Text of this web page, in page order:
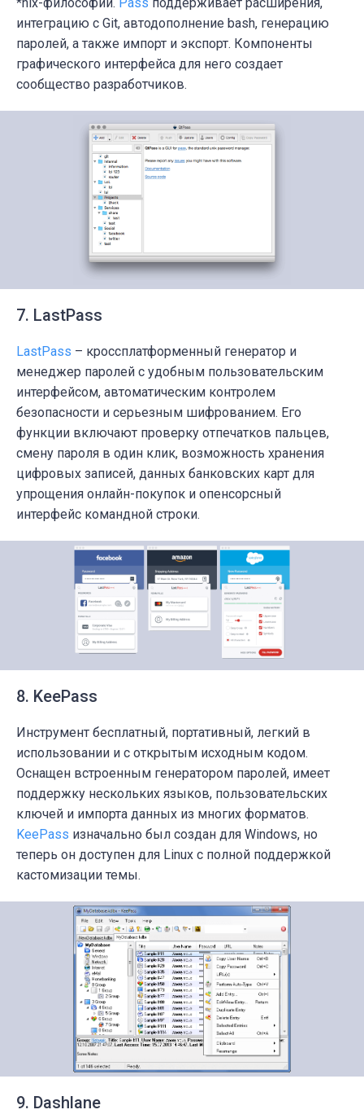
*nix-философии. Pass поддерживает расширения,
интеграцию с Git, автодополнение bash, генерацию
паролей, а также импорт и экспорт. Компоненты
графического интерфейса для него создает
сообщество разработчиков.
7. LastPass
LastPass – кроссплатформенный генератор и
менеджер паролей с удобным пользовательским
интерфейсом, автоматическим контролем
безопасности и серьезным шифрованием. Его
функции включают проверку отпечатков пальцев,
смену пароля в один клик, возможность хранения
цифровых записей, данных банковских карт для
упрощения онлайн-покупок и опенсорсный
интерфейс командной строки.
8. KeePass
Инструмент бесплатный, портативный, легкий в
использовании и с открытым исходным кодом.
Оснащен встроенным генератором паролей, имеет
поддержку нескольких языков, пользовательских
ключей и импорта данных из многих форматов.
KeePass изначально был создан для Windows, но
теперь он доступен для Linux с полной поддержкой
кастомизации темы.
9. Dashlane